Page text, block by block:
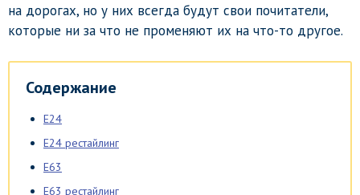
на дорогах, но у них всегда будут свои почитатели,
которые ни за что не променяют их на что-то другое.
Содержание
E24
E24 рестайлинг
E63
E63 рестайлинг